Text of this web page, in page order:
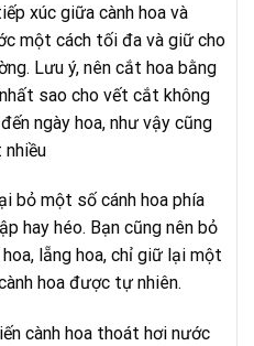
xúc giữa cành hoa và
một cách tối đa và giữ cho
Lưu ý, nên cắt hoa bằng
sao cho vết cắt không
ngày hoa, như vậy cũng
nhiều
bỏ một số cánh hoa phía
hay héo. Bạn cũng nên bỏ
lẵng hoa, chỉ giữ lại một
hoa được tự nhiên.
cành hoa thoát hơi nước